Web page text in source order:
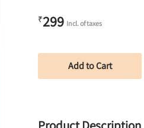
₹299 Incl. of taxes
Add to Cart